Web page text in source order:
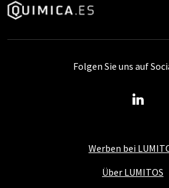
Werben bei
Über LUMITOS
Folgen Sie uns auf